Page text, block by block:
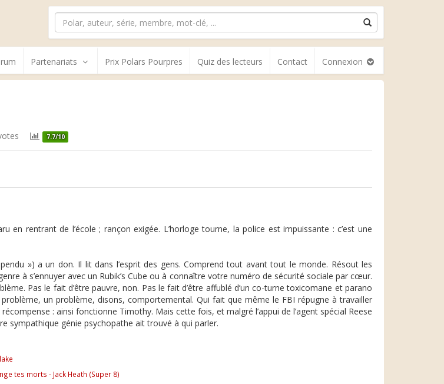
Partenariats Prix Polars Pourpres Quiz des lecteurs Contact Connexion
7.7/10
en rentrant de l’école ; rançon exigée. L’horloge tourne, la police est impuissante : c’est une
») a un don. Il lit dans l’esprit des gens. Comprend tout avant tout le monde. Résout les
à s’ennuyer avec un Rubik’s Cube ou à connaître votre numéro de sécurité sociale par cœur.
Pas le fait d’être pauvre, non. Pas le fait d’être affublé d’un co-turne toxicomane et parano
un problème, disons, comportemental. Qui fait que même le FBI répugne à travailler
: ainsi fonctionne Timothy. Mais cette fois, et malgré l’appui de l’agent spécial Reese
sympathique génie psychopathe ait trouvé à qui parler.
tes morts - Jack Heath (Super 8)